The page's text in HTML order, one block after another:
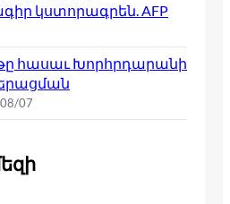
կստորագրեն. AFP
հասաւ Խորհրդարանի
07